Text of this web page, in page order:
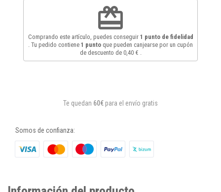
redeem
Comprando este artículo, puedes conseguir 1 punto de fidelidad
. Tu pedido contiene 1 punto que pueden canjearse por un cupón
de descuento de 0,40 €
Te quedan 60€ para el envío gratis
Somos de confianza: